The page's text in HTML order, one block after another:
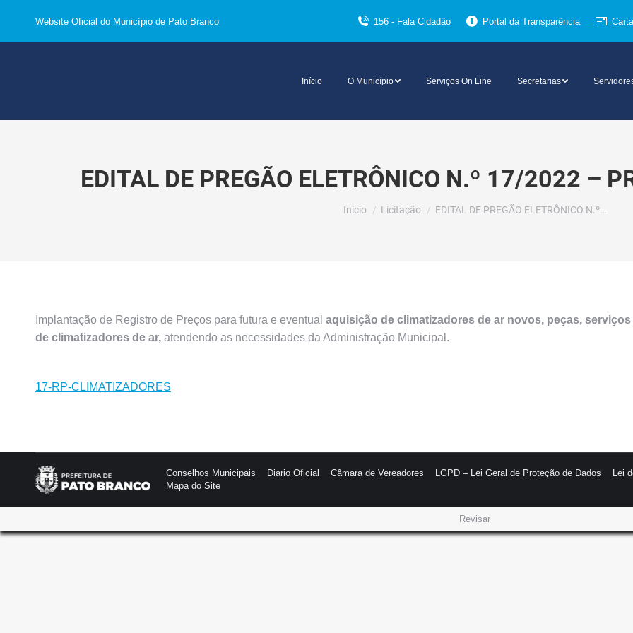
Website Oficial do Município de Pato Branco 156 - Fala Cidadão Portal da Transparência
Início O Município Serviços On Line Secretarias
EDITAL DE PREGÃO ELETRÔNICO N.º 17/2022 –
Você está aqui:
Início Licitação EDITAL DE PREGÃO ELETRÔNICO N.º…
Implantação de Registro de Preços para futura e eventual aquisição de climatizadores de ar novos, peças,
de climatizadores de ar, atendendo as necessidades da Administração Municipal.
17-RP-CLIMATIZADORES
Conselhos Municipais Diario Oficial Câmara de Vereadores LGPD – Lei Geral de Proteção de Dados Lei
Mapa do Site
Revisar